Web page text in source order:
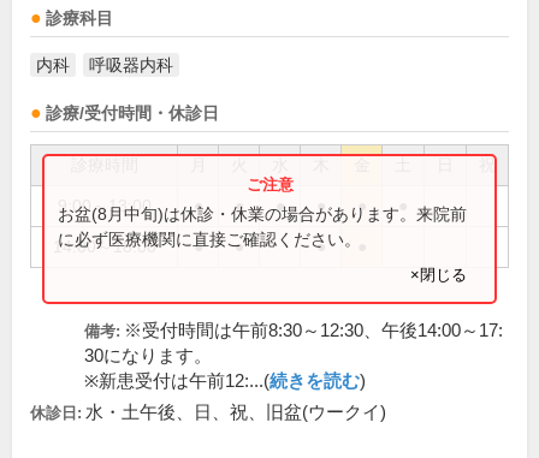
診療科目
内科 呼吸器内科
診療/受付時間・休診日
祝
9:00～13:00 ● ● ● ● ●
14:00～18:00 ● ● ●
お盆(8月中旬)は休診・休業の場合があります。来院前
に必ず医療機関に直接ご確認ください。
×閉じる
備考: ※受付時間は午前8:30～12:30、午後14:00～17:
30になります。
※新患受付は午前12:...(続きを読む)
休診日: 水・土午後、日、祝、旧盆(ウークイ)